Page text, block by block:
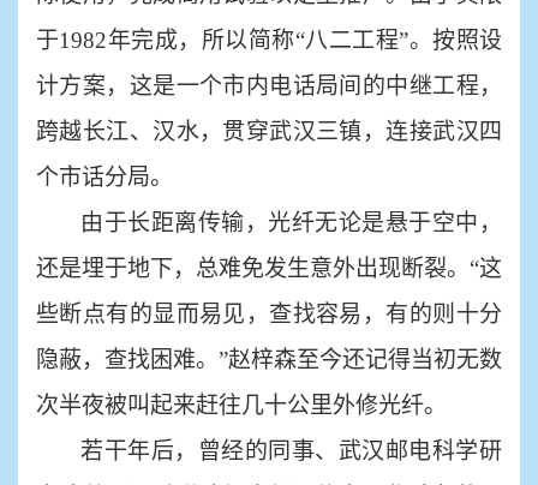
于1982年完成，所以简称“八二工程”。按照设
计方案，这是一个市内电话局间的中继工程，
跨越长江、汉水，贯穿武汉三镇，连接武汉四
个市话分局。
由于长距离传输，光纤无论是悬于空中，
还是埋于地下，总难免发生意外出现断裂。 “这
些断点有的显而易见，查找容易，有的则十分
隐蔽，查找困难。”赵梓森至今还记得当初无数
次半夜被叫起来赶往几十公里外修光纤。
若干年后，曾经的同事、武汉邮电科学研